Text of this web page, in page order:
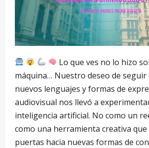
Lo que ves no lo hizo
máquina… Nuestro deseo de
nuevos lenguajes y formas de
audiovisual nos llevó a
inteligencia artificial. No como un
como una herramienta creativa
puertas hacia nuevas formas de